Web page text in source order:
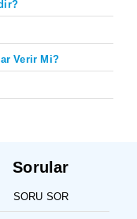
Verir Mi?
Sorular
SORU SOR